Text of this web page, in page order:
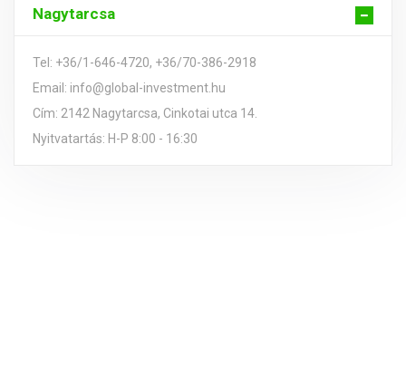
Nagytarcsa
Tel: +36/1-646-4720, +36/70-386-2918
Email: info@global-investment.hu
Cím: 2142 Nagytarcsa, Cinkotai utca 14.
Nyitvatartás: H-P 8:00 - 16:30